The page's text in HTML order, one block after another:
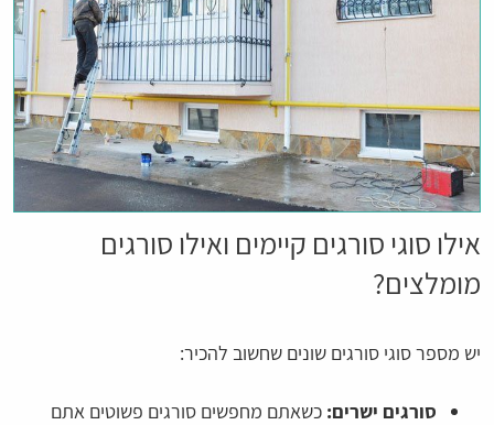
אילו סוגי סורגים קיימים ואילו סורגים
מומלצים?
יש מספר סוגי סורגים שונים שחשוב להכיר:
סורגים ישרים: כשאתם מחפשים סורגים פשוטים אתם